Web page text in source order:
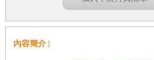
內容簡介 |